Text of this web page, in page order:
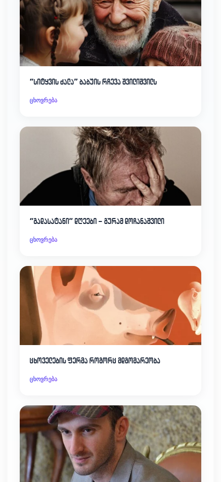
“სიტყვის ძალა” ბაბუის რჩევა შვილიშვილს
ცხოვრება
“გადასატანი” დღეები – გურამ დოჩანაშვილი
ცხოვრება
ცხოველების ფერმა როგორც მდგომარეობა
ცხოვრება